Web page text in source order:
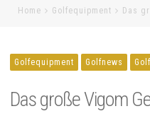
Home Golfequipment Das
Golfequipment Golfnews
Das große Vigom